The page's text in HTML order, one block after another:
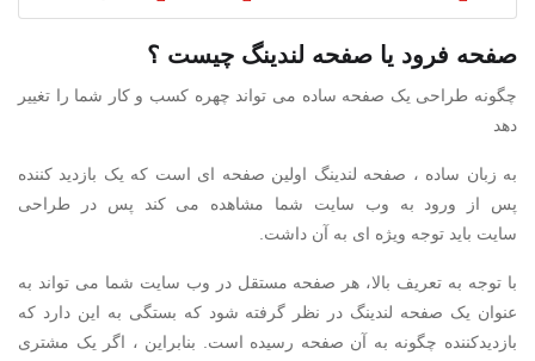
صفحه فرود یا صفحه لندینگ چیست ؟
چگونه طراحی یک صفحه ساده می تواند چهره کسب و کار شما را تغییر
دهد
به زبان ساده ، صفحه لندینگ اولین صفحه ای است که یک بازدید کننده
پس از ورود به وب سایت شما مشاهده می کند پس در طراحی
سایت باید توجه ویژه ای به آن داشت.
با توجه به تعریف بالا، هر صفحه مستقل در وب سایت شما می تواند به
عنوان یک صفحه لندینگ در نظر گرفته شود که بستگی به این دارد که
بازدیدکننده چگونه به آن صفحه رسیده است. بنابراین ، اگر یک مشتری